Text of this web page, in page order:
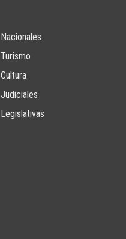
Nacionales
Turismo
Cultura
Judiciales
Legislativas